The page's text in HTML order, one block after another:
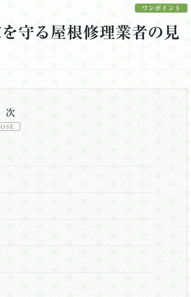
ワンポイント
守る屋根修理業者の見
次